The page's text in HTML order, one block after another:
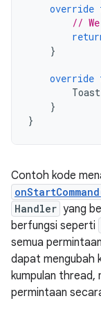
override
//
}
override
Toast
}
}
Contoh kode
Handler yang
berfungsi seperti
semua
dapat mengubah
kumpulan thread,
permintaan